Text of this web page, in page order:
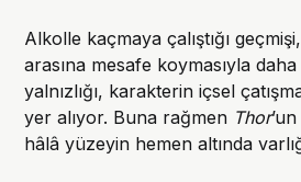
Alkolle kaçmaya çalıştığı
arasına mesafe koymasıyla
yalnızlığı, karakterin içsel
yer alıyor. Buna rağmen Thor
hâlâ yüzeyin hemen altında